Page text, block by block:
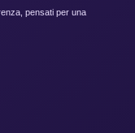
pensati per una